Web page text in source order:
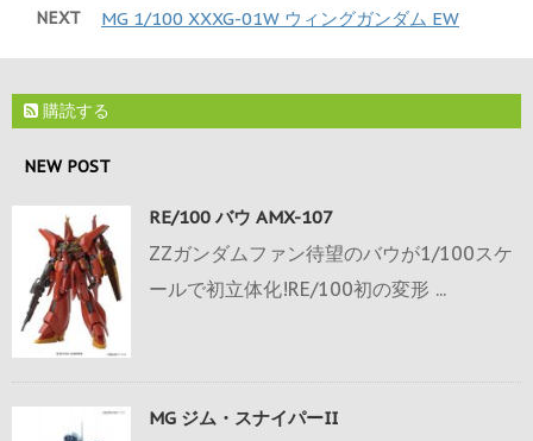
NEXT MG 1/100 XXXG-01W ウィングガンダム EW
購読する
NEW POST
RE/100 バウ AMX-107
ZZガンダムファン待望のバウが1/100スケ
ールで初立体化!RE/100初の変形 ...
MG ジム・スナイパーII